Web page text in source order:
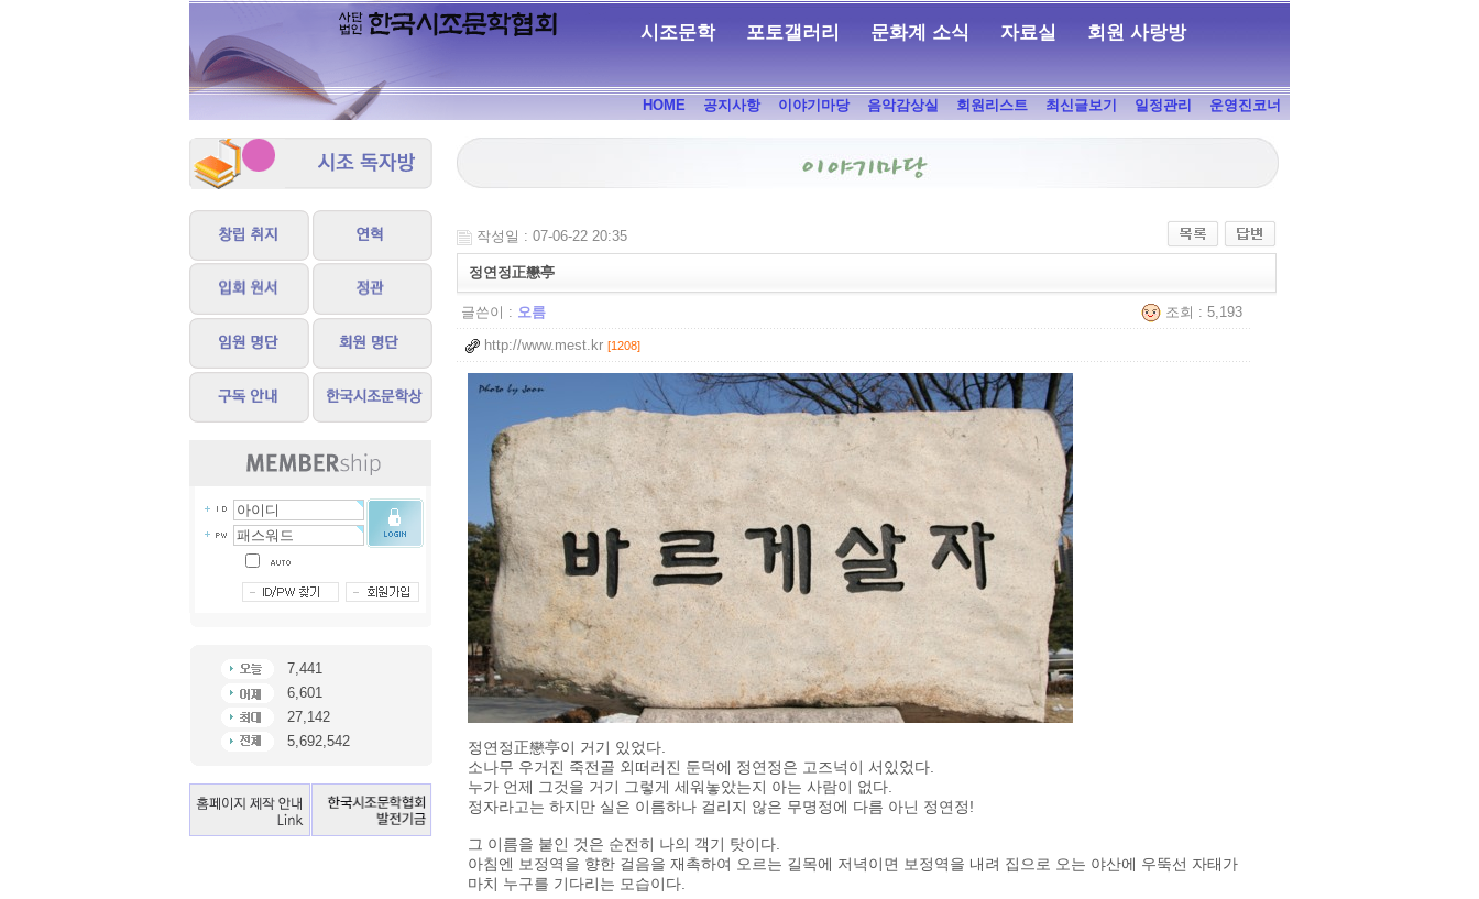
시조문학 포토갤러리 문화계 소식 자료실 회원 사랑방
HOME 공지사항 이야기마당 음악감상실 회원리스트 최신글보기 일정관리 운영진코너
7,441
6,601
27,142
5,692,542
작성일 : 07-06-22 20:35
정연정正戀亭
글쓴이 : 오름
조회 : 5,193
http://www.mest.kr [1208]
정연정正戀亭이 거기 있었다.
소나무 우거진 죽전골 외떠러진 둔덕에 정연정은 고즈넉이 서있었다.
누가 언제 그것을 거기 그렇게 세워놓았는지 아는 사람이 없다.
정자라고는 하지만 실은 이름하나 걸리지 않은 무명정에 다름 아닌 정연정!
그 이름을 붙인 것은 순전히 나의 객기 탓이다.
아침엔 보정역을 향한 걸음을 재촉하여 오르는 길목에 저녁이면 보정역을 내려 집으로 오는 야산에 우뚝선 자태가
마치 누구를 기다리는 모습이다.